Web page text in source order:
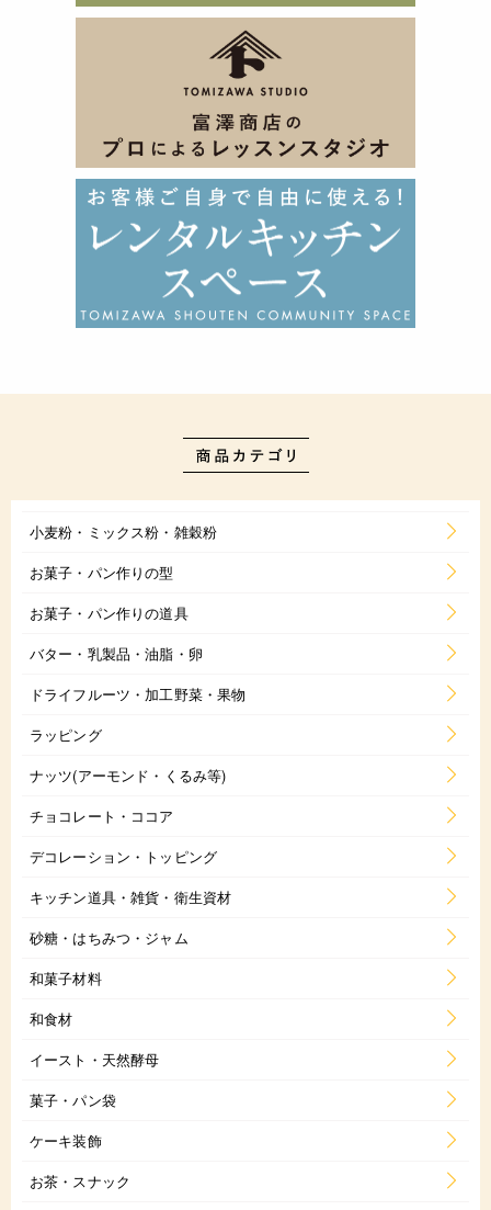
小麦粉・ミックス粉・雑穀粉
お菓子・パン作りの型
お菓子・パン作りの道具
バター・乳製品・油脂・卵
ドライフルーツ・加工野菜・果物
ラッピング
ナッツ(アーモンド・くるみ等)
チョコレート・ココア
デコレーション・トッピング
キッチン道具・雑貨・衛生資材
砂糖・はちみつ・ジャム
和菓子材料
和食材
イースト・天然酵母
菓子・パン袋
ケーキ装飾
お茶・スナック